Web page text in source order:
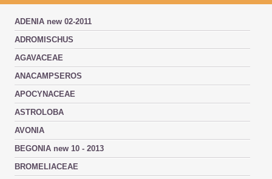
ADENIA new 02-2011
ADROMISCHUS
AGAVACEAE
ANACAMPSEROS
APOCYNACEAE
ASTROLOBA
AVONIA
BEGONIA new 10 - 2013
BROMELIACEAE